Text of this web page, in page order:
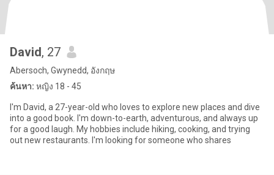
David, 27
Abersoch, Gwynedd, อังกฤษ
ค้นหา: หญิง 18 - 45
I'm David, a 27-year-old who loves to explore new places and dive
into a good book. I'm down-to-earth, adventurous, and always up
for a good laugh. My hobbies include hiking, cooking, and trying
out new restaurants. I'm looking for someone who shares